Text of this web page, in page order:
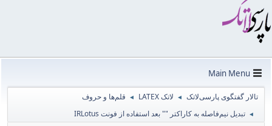
Main Menu
تالار گفتگوی پارسی‌لاتک ◄ لاتک LATEX ◄ قلم‌ها و حروف
◄ تبدیل نیم‌فاصله به کاراکتر "" بعد استفاده از فونت IRLotus